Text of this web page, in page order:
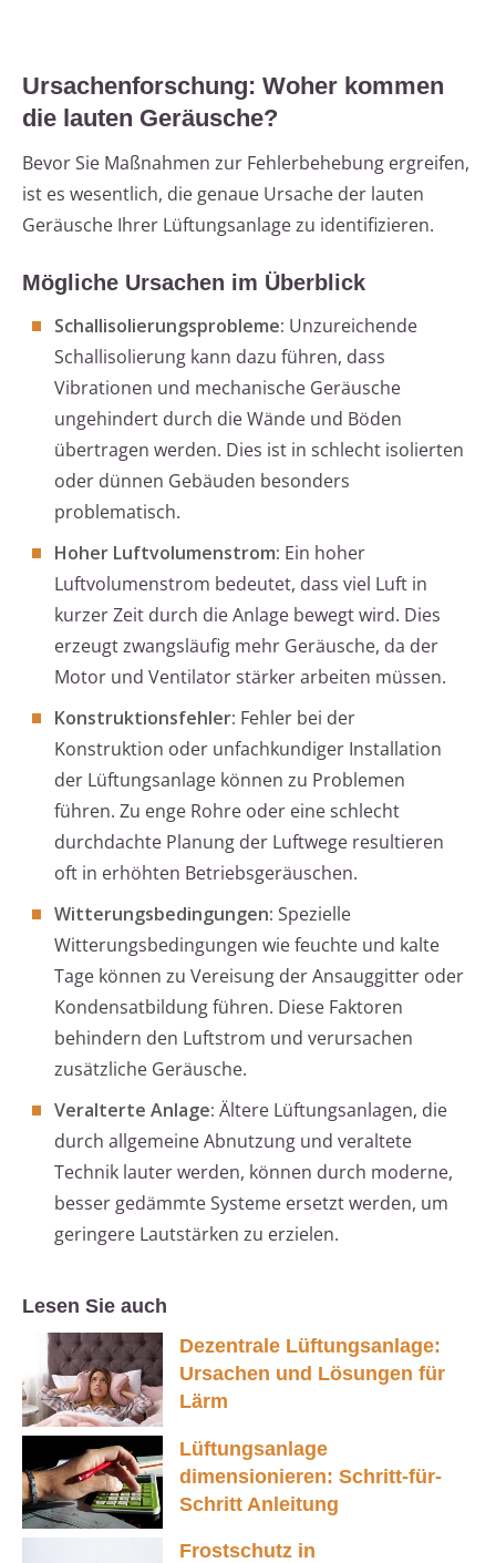
Ursachenforschung: Woher kommen
die lauten Geräusche?
Bevor Sie Maßnahmen zur Fehlerbehebung ergreifen,
ist es wesentlich, die genaue Ursache der lauten
Geräusche Ihrer Lüftungsanlage zu identifizieren.
Mögliche Ursachen im Überblick
Schallisolierungsprobleme: Unzureichende
Schallisolierung kann dazu führen, dass
Vibrationen und mechanische Geräusche
ungehindert durch die Wände und Böden
übertragen werden. Dies ist in schlecht isolierten
oder dünnen Gebäuden besonders
problematisch.
Hoher Luftvolumenstrom: Ein hoher
Luftvolumenstrom bedeutet, dass viel Luft in
kurzer Zeit durch die Anlage bewegt wird. Dies
erzeugt zwangsläufig mehr Geräusche, da der
Motor und Ventilator stärker arbeiten müssen.
Konstruktionsfehler: Fehler bei der
Konstruktion oder unfachkundiger Installation
der Lüftungsanlage können zu Problemen
führen. Zu enge Rohre oder eine schlecht
durchdachte Planung der Luftwege resultieren
oft in erhöhten Betriebsgeräuschen.
Witterungsbedingungen: Spezielle
Witterungsbedingungen wie feuchte und kalte
Tage können zu Vereisung der Ansauggitter oder
Kondensatbildung führen. Diese Faktoren
behindern den Luftstrom und verursachen
zusätzliche Geräusche.
Veralterte Anlage: Ältere Lüftungsanlagen, die
durch allgemeine Abnutzung und veraltete
Technik lauter werden, können durch moderne,
besser gedämmte Systeme ersetzt werden, um
geringere Lautstärken zu erzielen.
Lesen Sie auch
Dezentrale Lüftungsanlage:
Ursachen und Lösungen für
Lärm
Lüftungsanlage
dimensionieren: Schritt-für-
Schritt Anleitung
Frostschutz in